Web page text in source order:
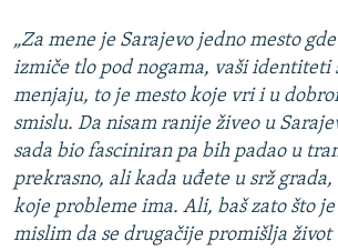
„Za mene je Sarajevo jedno mesto
izmiče tlo pod nogama, vaši identiteti
menjaju, to je mesto koje vri i u
smislu. Da nisam ranije živeo u
sada bio fasciniran pa bih padao u
prekrasno, ali kada uđete u srž
koje probleme ima. Ali, baš zato što
mislim da se drugačije promišlja život